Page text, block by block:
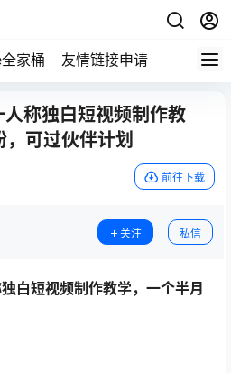
家桶 友情链接申请
称独白短视频制作教
可过伙伴计划
前往下载
关注 私信
白短视频制作教学，一个半月